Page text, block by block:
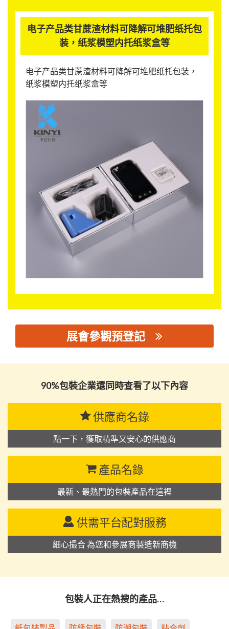
电子产品类甘蔗渣材料可降解可堆肥纸托包
装，纸浆模塑内托纸浆盒等
电子产品类甘蔗渣材料可降解可堆肥纸托包装，
纸浆模塑内托纸浆盒等
展會參觀預登記
90%包裝企業還同時查看了以下內容
供應商名錄
點一下，獲取精準又安心的供應商
產品名錄
最新、最熱門的包裝產品在這裡
供需平台配對服務
細心撮合 為您和參展商製造新商機
包裝人正在熱搜的產品…